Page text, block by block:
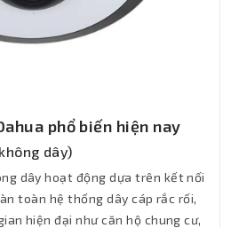
phổ biến hiện nay
dây)
dây hoạt động dựa trên kết nối
toàn hệ thống dây cáp rắc rối,
hiện đại như căn hộ chung cư,